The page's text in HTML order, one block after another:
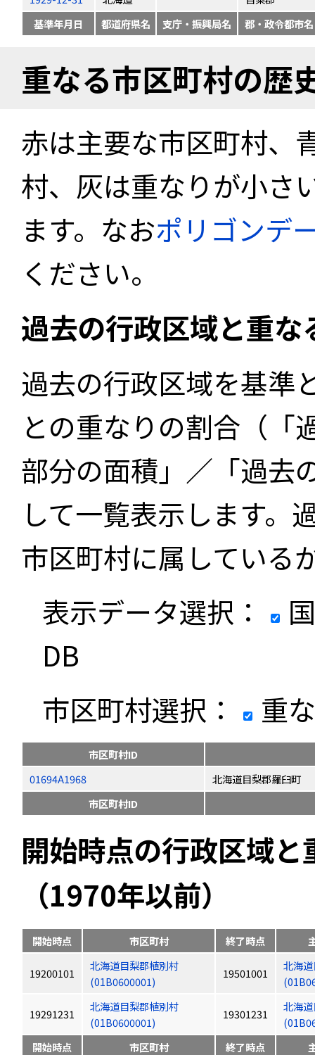
基準年月日
都道府県名 支庁・振興局名 郡・政令都市名
重なる市区町村の歴
赤は主要な市区町村、
村、灰は重なりが小さ
ます。なおポリゴンデ
ください。
過去の行政区域と重
過去の行政区域を基準
との重なりの割合（「
部分の面積」／「過去
して一覧表示します。
市区町村に属している
表示データ選択：
DB
市区町村選択：
重
市区町村ID
01694A1968
北海道目梨郡羅臼町
市区町村ID
開始時点の行政区域
（1970年以前）
開始時点 市区町村 終了時点
19200101
北海道目梨郡植別村
(01B0600001)
19501001
北海
19291231
北海道目梨郡植別村
(01B0600001)
19301231
北海
開始時点
市区町村 終了時点